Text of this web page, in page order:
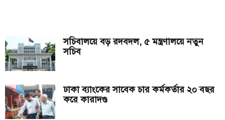
সচিবালয়ে বড় রদবদল, ৫ মন্ত্রণালয়ে নতুন
সচিব
ঢাকা ব্যাংকের সাবেক চার কর্মকর্তার ২০ বছর
করে কারাদণ্ড